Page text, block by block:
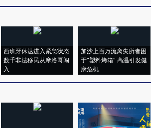
西班牙休达进入紧急状态
数千非法移民从摩洛哥闯
入
加沙上百万流离失所者困
于“塑料烤箱” 高温引发健
康危机